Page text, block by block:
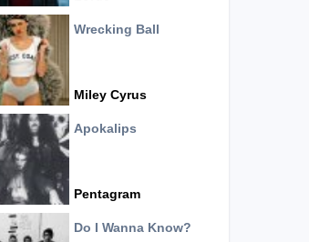
Wrecking Ball
Miley Cyrus
Apokalips
Pentagram
Do I Wanna Know?